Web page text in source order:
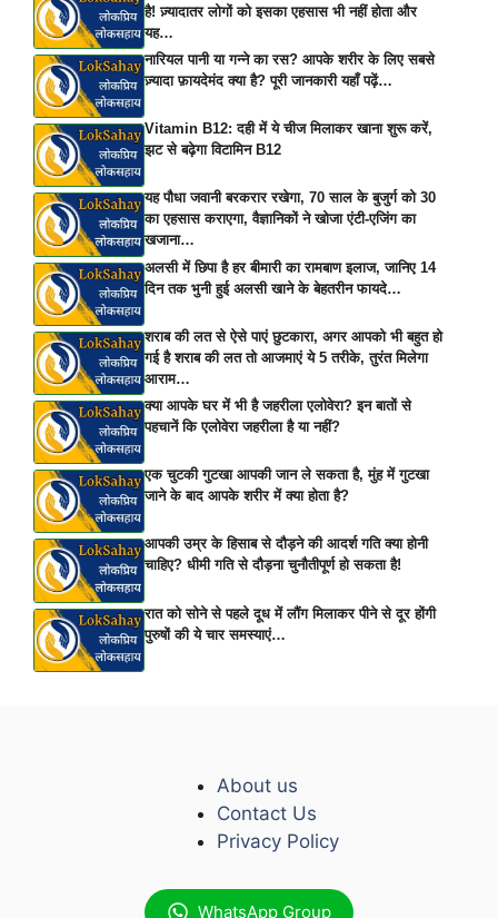
है! ज़्यादातर लोगों को इसका एहसास भी नहीं होता और
यह…
नारियल पानी या गन्ने का रस? आपके शरीर के लिए सबसे
ज़्यादा फ़ायदेमंद क्या है? पूरी जानकारी यहाँ पढ़ें…
Vitamin B12: दही में ये चीज मिलाकर खाना शुरू करें,
झट से बढ़ेगा विटामिन B12
यह पौधा जवानी बरकरार रखेगा, 70 साल के बुजुर्ग को 30
का एहसास कराएगा, वैज्ञानिकों ने खोजा एंटी-एजिंग का
खजाना…
अलसी में छिपा है हर बीमारी का रामबाण इलाज, जानिए 14
दिन तक भुनी हुई अलसी खाने के बेहतरीन फायदे…
शराब की लत से ऐसे पाएं छुटकारा, अगर आपको भी बहुत हो
गई है शराब की लत तो आजमाएं ये 5 तरीके, तुरंत मिलेगा
आराम…
क्या आपके घर में भी है जहरीला एलोवेरा? इन बातों से
पहचानें कि एलोवेरा जहरीला है या नहीं?
एक चुटकी गुटखा आपकी जान ले सकता है, मुंह में गुटखा
जाने के बाद आपके शरीर में क्या होता है?
आपकी उम्र के हिसाब से दौड़ने की आदर्श गति क्या होनी
चाहिए? धीमी गति से दौड़ना चुनौतीपूर्ण हो सकता है!
रात को सोने से पहले दूध में लौंग मिलाकर पीने से दूर होंगी
पुरुषों की ये चार समस्याएं…
WhatsApp Group
About us
Contact Us
Privacy Policy